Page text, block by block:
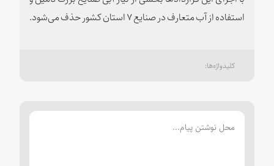
استفاده از آب متعارف در صنایع ۷ استان کشور حذف می‌شود.